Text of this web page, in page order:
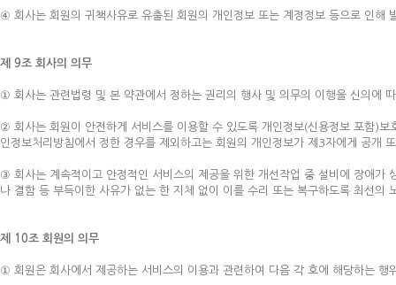
④ 회사는 회원의 귀책사유로 유출된 회원의 개인정보 또는 계정정보 등으로 인해
제 9조 회사의 의무
① 회사는 관련법령 및 본 약관에서 정하는 권리의 행사 및 의무의 이행을 신의에
② 회사는 회원이 안전하게 서비스를 이용할 수 있도록 개인정보(신용정보 포함)
인정보처리방침에서 정한 경우를 제외하고는 회원의 개인정보가 제3자에게 공개
③ 회사는 계속적이고 안정적인 서비스의 제공을 위한 개선작업 중 설비에 장애가
나 결함 등 부득이한 사유가 없는 한 지체 없이 이를 수리 또는 복구하도록 최선의
제 10조 회원의 의무
① 회원은 회사에서 제공하는 서비스의 이용과 관련하여 다음 각 호에 해당하는 행